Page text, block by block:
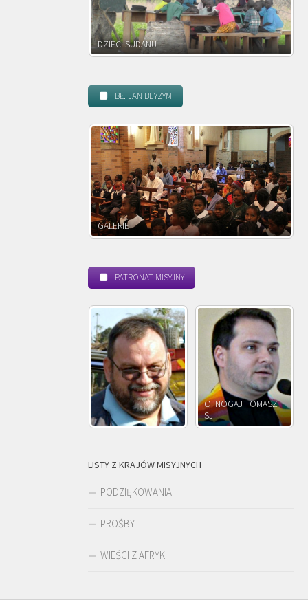
DZIECI ZAMBII
BŁ. JAN BEYZYM
POWOŁANIE MISYJNE
PATRONAT MISYJNY
O. NOGAJ TOMASZ
SJ
O. JÓZEF OLEKSY SJ
LISTY Z KRAJÓW MISYJNYCH
PODZIĘKOWANIA
PROŚBY
WIEŚCI Z AFRYKI